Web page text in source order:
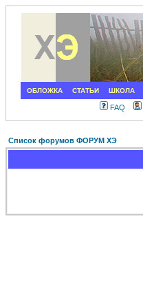
ОБЛОЖКА СТАТЬИ ШКОЛА
FAQ
Список форумов ФОРУМ ХЭ